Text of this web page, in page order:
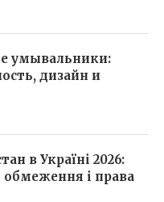
умывальники:
дизайн и
в Україні 2026:
обмеження і права